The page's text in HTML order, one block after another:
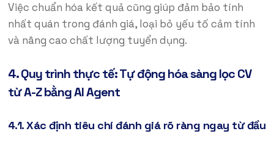
Việc chuẩn hóa kết quả cũng giúp đảm bảo tính
nhất quán trong đánh giá, loại bỏ yếu tố cảm tính
và nâng cao chất lượng tuyển dụng.
4. Quy trình thực tế: Tự động hóa sàng lọc CV
từ A-Z bằng AI Agent
4.1. Xác định tiêu chí đánh giá rõ ràng ngay từ đầu